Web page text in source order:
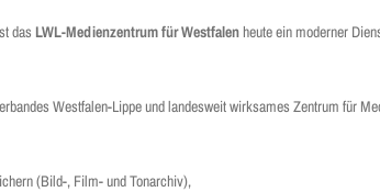
das LWL-Medienzentrum für Westfalen heute ein moderner
Westfalen-Lippe und landesweit wirksames Zentrum für
(Bild-, Film- und Tonarchiv),